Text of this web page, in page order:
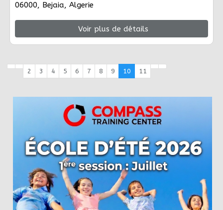
06000, Bejaia, Algerie
Voir plus de détails
2 3 4 5 6 7 8 9 10 11